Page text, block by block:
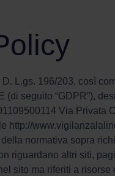
L.gs. 196/203, così
(di seguito “GDPR”),
Via Privata
http://
normativa sopra
riguardano altri siti,
sito ma riferiti a risorse